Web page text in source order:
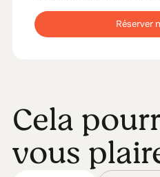
Réserver
Cela
vous